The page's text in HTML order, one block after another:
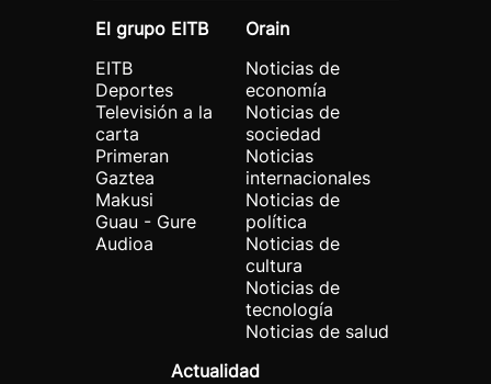
El grupo EITB
EITB
Deportes
Televisión a la
carta
Primeran
Gaztea
Makusi
Guau - Gure
Audioa
Orain
Noticias de
economía
Noticias de
sociedad
Noticias
internacionales
Noticias de
política
Noticias de
cultura
Noticias de
tecnología
Noticias de salud
Actualidad